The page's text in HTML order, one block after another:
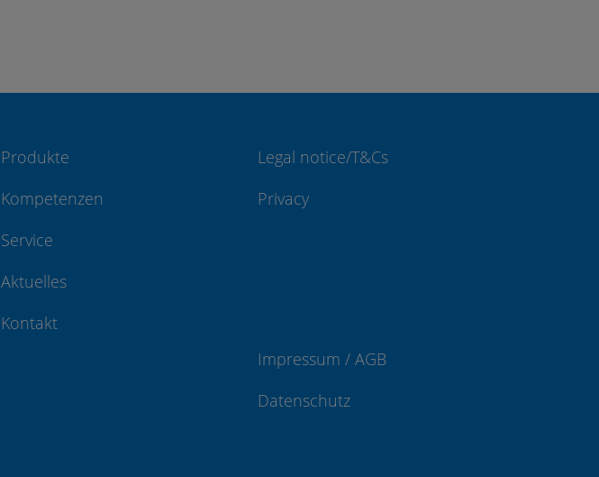
Produkte
Kompetenzen
Service
Aktuelles
Kontakt
Legal notice/T&Cs
Privacy
Impressum / AGB
Datenschutz